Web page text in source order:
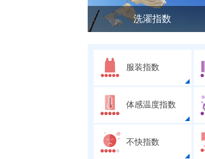
洗濯指数
服装指数
体感温度指数
不快指数